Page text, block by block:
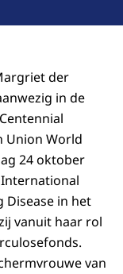
der
in de
Union World
24 oktober
Disease in het
vanuit haar rol
van